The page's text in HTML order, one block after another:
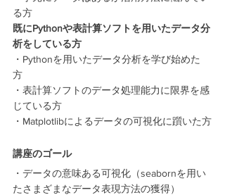
る方
既にPythonや表計算ソフトを用いたデータ分
析をしている方
・Pythonを用いたデータ分析を学び始めた
方
・表計算ソフトのデータ処理能力に限界を感
じている方
・Matplotlibによるデータの可視化に躓いた方
講座のゴール
・データの意味ある可視化（seabornを用い
たさまざまなデータ表現方法の獲得）